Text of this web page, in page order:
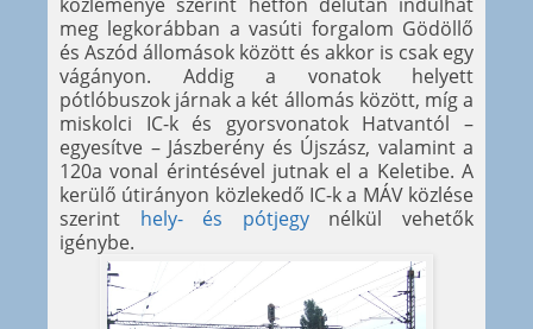
meg legkorábban a vasúti forgalom Gödöllő
és Aszód állomások között és akkor is csak egy
vágányon. Addig a vonatok helyett
pótlóbuszok járnak a két állomás között, míg a
miskolci IC-k és gyorsvonatok Hatvantól –
egyesítve – Jászberény és Újszász, valamint a
120a vonal érintésével jutnak el a Keletibe. A
kerülő útirányon közlekedő IC-k a MÁV közlése
szerint hely- és pótjegynélkül vehetők
igénybe.